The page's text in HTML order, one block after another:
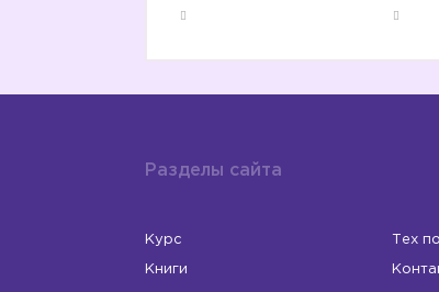
Разделы сайта
Курс
Книги
Тех